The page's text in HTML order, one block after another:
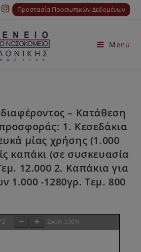
Προστασία Προσωπικών Δεδομένων
Menu
– Κατάθεση
1. Κεσεδάκια
μίας χρήσης (1.000
καπάκι (σε συσκευασία
12.000 2. Καπάκια για
1.000 -1280γρ. Τεμ. 800
2 Zoom 100%